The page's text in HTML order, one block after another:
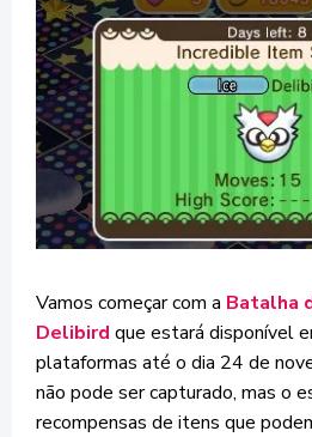
Vamos começar com a Batalha
Delibird que estará disponível
plataformas até o dia 24 de
não pode ser capturado, mas o
recompensas de itens que